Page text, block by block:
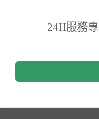
24H服務